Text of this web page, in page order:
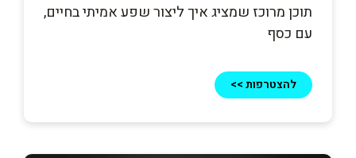
תוכן מרוכז שמציג איך ליצור שפע אמיתי בחיים,
עם כסף
להצטרפות >>